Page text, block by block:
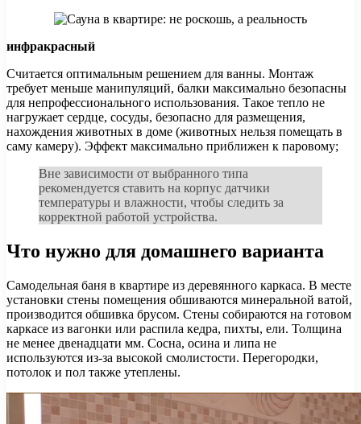
инфракрасный
Считается оптимальным решением для ванны. Монтаж
требует меньше манипуляций, балки максимально безопасны
для непрофессионального использования. Такое тепло не
нагружает сердце, сосуды, безопасно для размещения,
нахождения животных в доме (животных нельзя помещать в
саму камеру). Эффект максимально приближен к паровому;
Вне зависимости от выбранного типа
рекомендуется ставить на корпус датчики
температуры и влажности, чтобы следить за
корректной работой устройства.
Что нужно для домашнего варианта
Самодельная баня в квартире из деревянного каркаса. В месте
установки стены помещения обшиваются минеральной ватой,
производится обшивка брусом. Стены собираются на готовом
каркасе из вагонки или распила кедра, пихты, ели. Толщина
не менее двенадцати мм. Сосна, осина и липа не
используются из-за высокой смолистости. Перегородки,
потолок и пол также утеплены.